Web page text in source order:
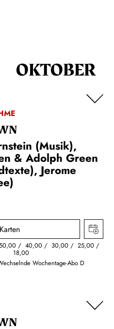
OKTOBER
(Musik),
& Adolph Green
Jerome
Karten
40,00 30,00 25,00
18,00
Wochentage-Abo D